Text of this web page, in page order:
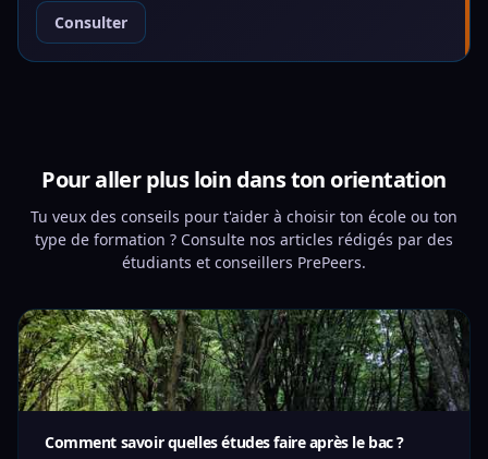
Consulter
Pour aller plus loin dans ton orientation
Tu veux des conseils pour t'aider à choisir ton école ou ton
type de formation ? Consulte nos articles rédigés par des
étudiants et conseillers PrePeers.
Comment savoir quelles études faire après le bac ?